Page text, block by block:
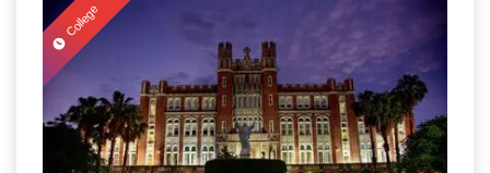
College